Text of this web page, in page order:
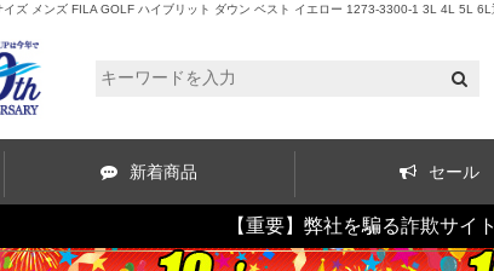
ズ メンズ FILA GOLF ハイブリット ダウン ベスト イエロー 1273-3300-1 3L 4L 5L 6L
新着商品 セール
【重要】弊社を騙る詐欺サイ